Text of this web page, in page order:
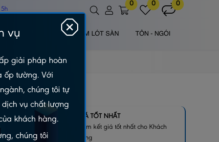
0 0 0
NGOÀI TRỜI TẤM LÓT SÀN TÔN - NGÓI
GIÁ TỐT NHẤT
Cam kết giá tốt nhất cho Khách
hàng
vụ
giải pháp hoàn
ốp tường. Với
chúng tôi tự
vụ chất lượng
khách hàng.
chúng tôi